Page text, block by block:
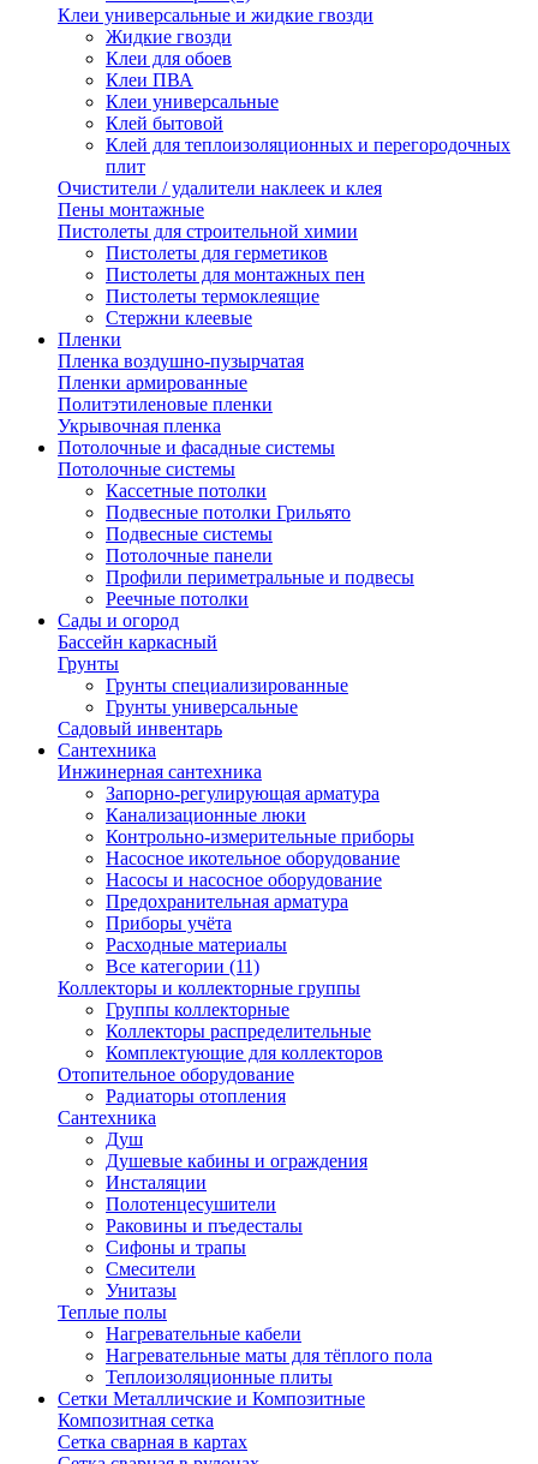
Клеи универсальные и жидкие гвозди
Жидкие гвозди
Клеи для обоев
Клеи ПВА
Клеи универсальные
Клей бытовой
Клей для теплоизоляционных и перегородочных
плит
Очистители / удалители наклеек и клея
Пены монтажные
Пистолеты для строительной химии
Пистолеты для герметиков
Пистолеты для монтажных пен
Пистолеты термоклеящие
Стержни клеевые
Пленки
Пленка воздушно-пузырчатая
Пленки армированные
Политэтиленовые пленки
Укрывочная пленка
Потолочные и фасадные системы
Потолочные системы
Кассетные потолки
Подвесные потолки Грильято
Подвесные системы
Потолочные панели
Профили периметральные и подвесы
Реечные потолки
Сады и огород
Бассейн каркасный
Грунты
Грунты специализированные
Грунты универсальные
Садовый инвентарь
Сантехника
Инжинерная сантехника
Запорно-регулирующая арматура
Канализационные люки
Контрольно-измерительные приборы
Насосное икотельное оборудование
Насосы и насосное оборудование
Предохранительная арматура
Приборы учёта
Расходные материалы
Все категории (11)
Коллекторы и коллекторные группы
Группы коллекторные
Коллекторы распределительные
Комплектующие для коллекторов
Отопительное оборудование
Радиаторы отопления
Сантехника
Душ
Душевые кабины и ограждения
Инсталяции
Полотенцесушители
Раковины и пъедесталы
Сифоны и трапы
Смесители
Унитазы
Теплые полы
Нагревательные кабели
Нагревательные маты для тёплого пола
Теплоизоляционные плиты
Сетки Металличские и Композитные
Композитная сетка
Сетка сварная в картах